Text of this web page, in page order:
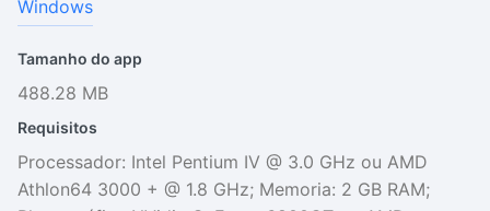
Windows
Tamanho do app
488.28 MB
Requisitos
Processador: Intel Pentium IV @ 3.0 GHz ou AMD
Athlon64 3000 + @ 1.8 GHz; Memoria: 2 GB RAM;